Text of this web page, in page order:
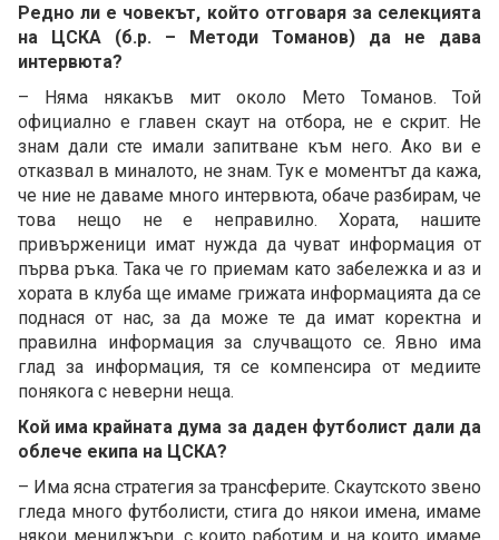
Редно ли е човекът, който отговаря за селекцията
на ЦСКА (б.р. – Методи Томанов) да не дава
интервюта?
– Няма някакъв мит около Мето Томанов. Той
официално е главен скаут на отбора, не е скрит. Не
знам дали сте имали запитване към него. Ако ви е
отказвал в миналото, не знам. Тук е моментът да кажа,
че ние не даваме много интервюта, обаче разбирам, че
това нещо не е неправилно. Хората, нашите
привърженици имат нужда да чуват информация от
първа ръка. Така че го приемам като забележка и аз и
хората в клуба ще имаме грижата информацията да се
поднася от нас, за да може те да имат коректна и
правилна информация за случващото се. Явно има
глад за информация, тя се компенсира от медиите
понякога с неверни неща.
Кой има крайната дума за даден футболист дали да
облече екипа на ЦСКА?
– Има ясна стратегия за трансферите. Скаутското звено
гледа много футболисти, стига до някои имена, имаме